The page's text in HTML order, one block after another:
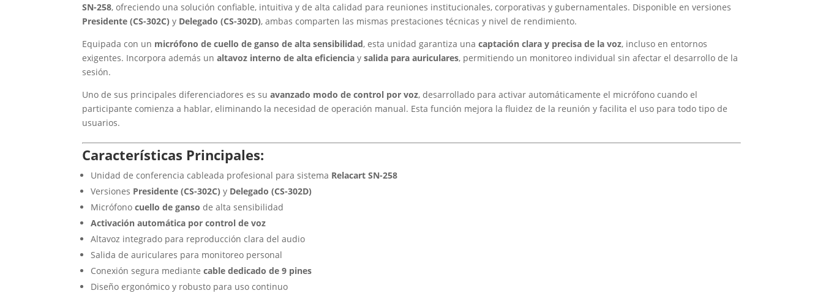
SN-258, ofreciendo una solución confiable, intuitiva y de alta calidad para reuniones institucionales, corporativas y gubernamentales. Disponible en versiones
Presidente (CS-302C) y Delegado (CS-302D), ambas comparten las mismas prestaciones técnicas y nivel de rendimiento.
Equipada con un micrófono de cuello de ganso de alta sensibilidad, esta unidad garantiza unacaptación clara y precisa de la voz, incluso en entornos
exigentes. Incorpora además unaltavoz interno de alta eficiencia ysalida para auriculares, permitiendo un monitoreo individual sin afectar el desarrollo de la
sesión.
Uno de sus principales diferenciadores es suavanzado modo de control por voz, desarrollado para activar automáticamente el micrófono cuando el
participante comienza a hablar, eliminando la necesidad de operación manual. Esta función mejora la fluidez de la reunión y facilita el uso para todo tipo de
usuarios.
Características Principales:
Unidad de conferencia cableada profesional para sistema Relacart SN-258
Versiones Presidente (CS-302C) y Delegado (CS-302D)
Micrófonocuello de ganso de alta sensibilidad
Activación automática por control de voz
Altavoz integrado para reproducción clara del audio
Salida de auriculares para monitoreo personal
Conexión segura mediantecable dedicado de 9 pines
Diseño ergonómico y robusto para uso continuo